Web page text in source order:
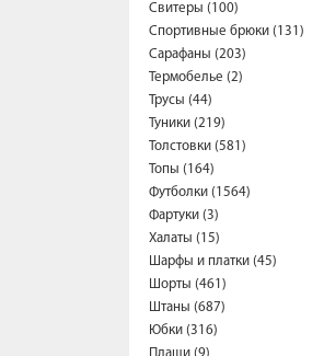
Свитеры (100)
Спортивные брюки (131)
Сарафаны (203)
Термобелье (2)
Трусы (44)
Туники (219)
Толстовки (581)
Топы (164)
Футболки (1564)
Фартуки (3)
Халаты (15)
Шарфы и платки (45)
Шорты (461)
Штаны (687)
Юбки (316)